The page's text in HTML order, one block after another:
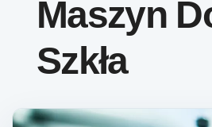
Maszyn
Szkła